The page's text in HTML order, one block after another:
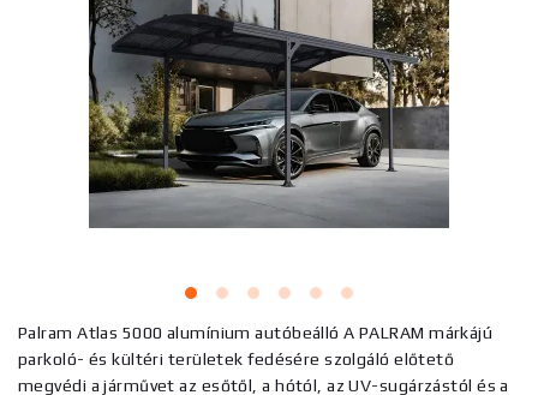
Palram Atlas 5000 alumínium autóbeálló A PALRAM márkájú
parkoló- és kültéri területek fedésére szolgáló előtető
megvédi a járművet az esőtől, a hótól, az UV-sugárzástól és a